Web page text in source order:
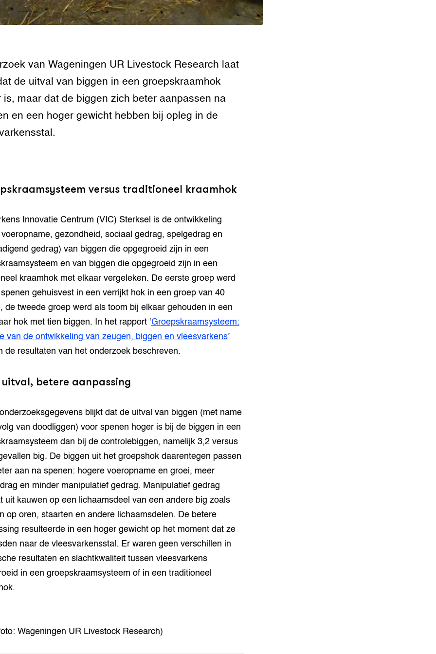
dierenwelzijn: het
omgaan met de
in de
van Wageningen UR Livestock Research laat
de uitval van biggen in een groepskraamhok
is, maar dat de biggen zich beter aanpassen na
en een hoger gewicht hebben bij opleg in de
versus traditioneel kraamhok
Innovatie Centrum (VIC) Sterksel is de ontwikkeling
gezondheid, sociaal gedrag, spelgedrag en
gedrag) van biggen die opgegroeid zijn in een
en van biggen die opgegroeid zijn in een
kraamhok met elkaar vergeleken. De eerste groep werd
gehuisvest in een verrijkt hok in een groep van 40
de tweede groep werd als toom bij elkaar gehouden in een
hok met tien biggen. In het rapport ‘Groepskraamsysteem:
van de ontwikkeling van zeugen, biggen en vleesvarkens’
de resultaten van het onderzoek beschreven.
uitval, betere aanpassing
blijkt dat de uitval van biggen (met name
van doodliggen) voor spenen hoger is bij de biggen in een
dan bij de controlebiggen, namelijk 3,2 versus
big. De biggen uit het groepshok daarentegen passen
aan na spenen: hogere voeropname en groei, meer
en minder manipulatief gedrag. Manipulatief gedrag
uit kauwen op een lichaamsdeel van een andere big zoals
op oren, staarten en andere lichaamsdelen. De betere
resulteerde in een hoger gewicht op het moment dat ze
naar de vleesvarkensstal. Er waren geen verschillen in
resultaten en slachtkwaliteit tussen vleesvarkens
in een groepskraamsysteem of in een traditioneel
Wageningen UR Livestock Research)